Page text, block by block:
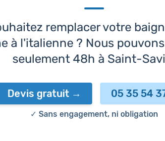
remplacer votre
à l'italienne ? Nous
seulement 48h à Saint-
Devis gratuit 05 35 54
✓ Sans engagement, ni obligation